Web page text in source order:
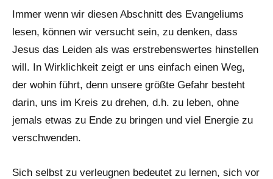
Immer wenn wir diesen Abschnitt des Evangeliums
lesen, können wir versucht sein, zu denken, dass
Jesus das Leiden als was erstrebenswertes hinstellen
will. In Wirklichkeit zeigt er uns einfach einen Weg,
der wohin führt, denn unsere größte Gefahr besteht
darin, uns im Kreis zu drehen, d.h. zu leben, ohne
jemals etwas zu Ende zu bringen und viel Energie zu
verschwenden.
Sich selbst zu verleugnen bedeutet zu lernen, sich vor